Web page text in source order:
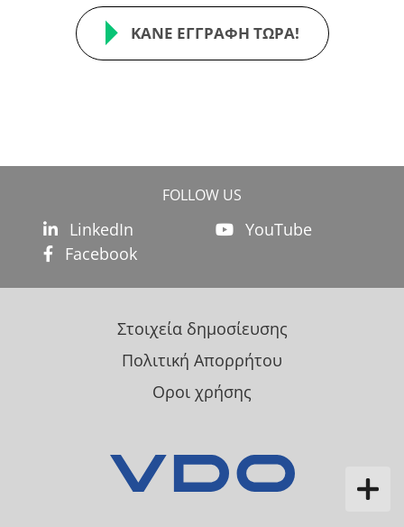
ΚΆΝΕ ΕΓΓΡΑΦΉ ΤΏΡΑ!
FOLLOW US
LinkedIn
YouTube
Facebook
Στοιχεία δημοσίευσης
Πολιτική Απορρήτου
Οροι χρήσης